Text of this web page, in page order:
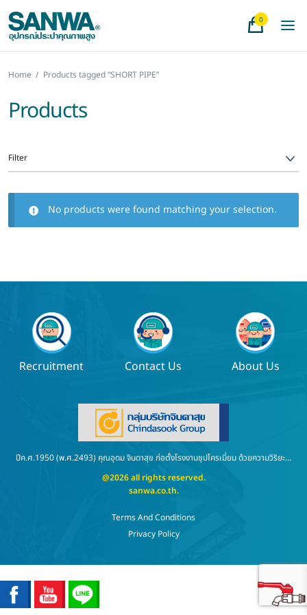
0
Home / Products tagged “SHORT PIPE”
Products
Filter
No products were found matching your selection.
Recruitment Contact Us About Us
ปีค.ศ.1950 (พ.ศ.2493) คุณอุดม จินดาสุข ก่อตั้งโรงงานชุปโครเมี่ยม ด้วยความวิริยะ...
@2026 all rights reserved.
sanwa.co.th.
Terms And Conditions
Privacy Policy